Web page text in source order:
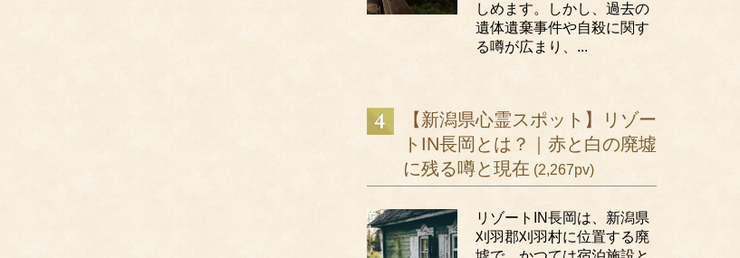
しめます。しかし、過去の
遺体遺棄事件や自殺に関す
る噂が広まり、...
【新潟県心霊スポット】リゾー
トIN長岡とは？｜赤と白の廃墟
に残る噂と現在 (2,267pv)
リゾートIN長岡は、新潟県
刈羽郡刈羽村に位置する廃